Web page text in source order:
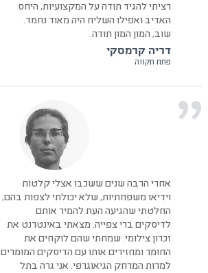
רציתי להגיד תודה על המקצועיות, היחס
האדיב ואפילו השליח היה מאוד נחמד.
שוב, המון המון תודה.
דריה קרמסקי
פתח תקווה
אחרי הרבה שנים ששכבו אצלי קלטות
וידיאו משפחתיות, שלא יכולתי לצפות בהם,
החלטתי שהגיעה העת להמיר אותם
לדיסקים ברי צפייה. מצאתי באינטרנט את
זכרון צילומי. שמחתי שהם לוקחים את
החומר ומחזירים אותו עם הדיסקים המומרים
למרות המרחק הגיאוגרפי. אני גרה בתל